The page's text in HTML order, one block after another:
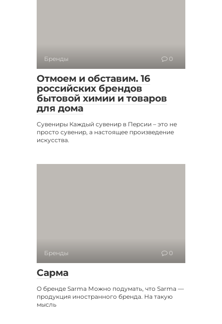
Бренды 0
Отмоем и обставим. 16
российских брендов
бытовой химии и товаров
для дома
Сувениры Каждый сувенир в Персии – это не
просто сувенир, а настоящее произведение
искусства.
Бренды 0
Сарма
О бренде Sarma Можно подумать, что Sarma —
продукция иностранного бренда. На такую
мысль